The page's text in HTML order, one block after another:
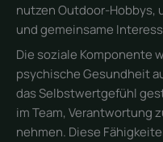
nutzen Outdoor-Hobbys,
und gemeinsame
Die soziale Komponente
psychische Gesundheit
das Selbstwertgefühl
im Team, Verantwortung
nehmen. Diese